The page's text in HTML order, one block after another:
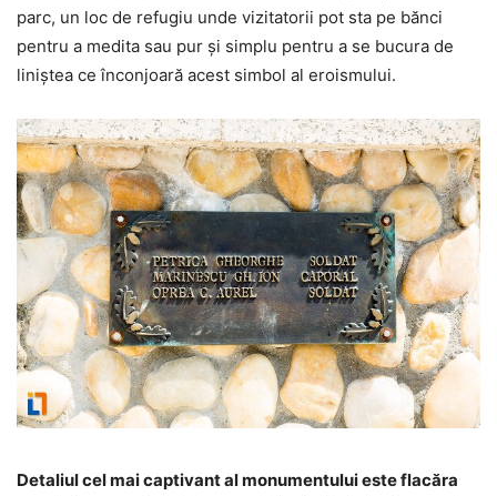
parc, un loc de refugiu unde vizitatorii pot sta pe bănci
pentru a medita sau pur și simplu pentru a se bucura de
liniștea ce înconjoară acest simbol al eroismului.
Detaliul cel mai captivant al monumentului este flacăra